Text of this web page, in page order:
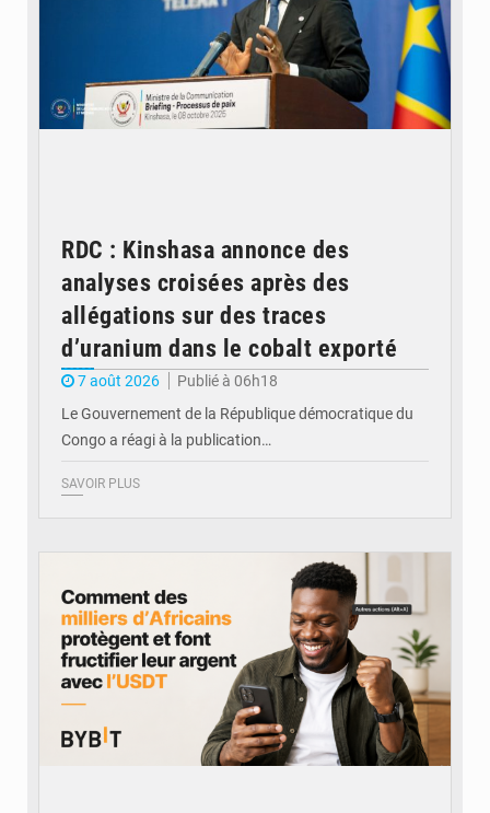
RDC : Kinshasa annonce des
analyses croisées après des
allégations sur des traces
d’uranium dans le cobalt exporté
7 août 2026
Publié à 06h18
Le Gouvernement de la République démocratique du
Congo a réagi à la publication…
SAVOIR PLUS